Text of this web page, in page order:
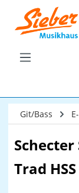
Zum Hauptinhalt
Git/Bass
Schecter
Trad